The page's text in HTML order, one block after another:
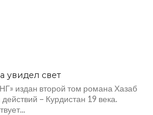
увидел свет
издан второй том романа Хазаб
– Курдистан 19 века.